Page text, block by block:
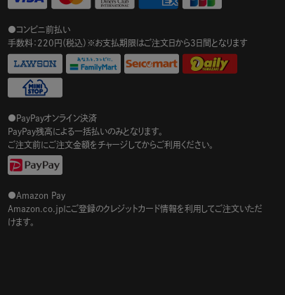
●コンビニ前払い
手数料：220円（税込）※お支払期限はご注文日から3日間となります
●PayPayオンライン決済
PayPay残高による一括払いのみとなります。
ご注文前にご注文金額をチャージしてからご利用ください。
●Amazon Pay
Amazon.co.jpにご登録のクレジットカード情報を利用してご注文いただ
けます。